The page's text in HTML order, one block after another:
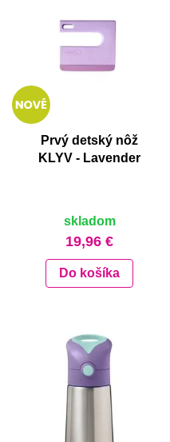
Prvý detský nôž
KLYV - Lavender
skladom
19,96 €
Do košíka